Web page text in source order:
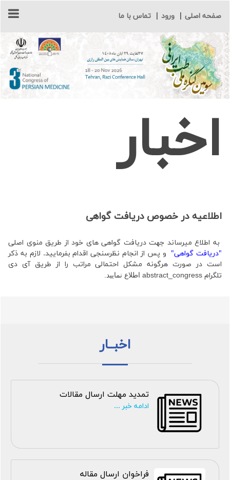
صفحه اصلی ورود تماس با ما
اخبار
اطلاعیه در خصوص دریافت گواهی
به اطلاع میرساند جهت دریافت گواهی های خود از طریق منوی اصلی
"دریافت گواهی" و پس از انجام نظرسنجی اقدام بفرمایید. لازم به ذکر
است در صورت هرگونه مشکل احتمالی مراتب را از طریق آی دی
تلگرام abstract_congress اطلاع نمایید.
اخبــار
تمدید مهلت ارسال مقالات
ادامه خبر ...
فراخوان ارسال مقاله